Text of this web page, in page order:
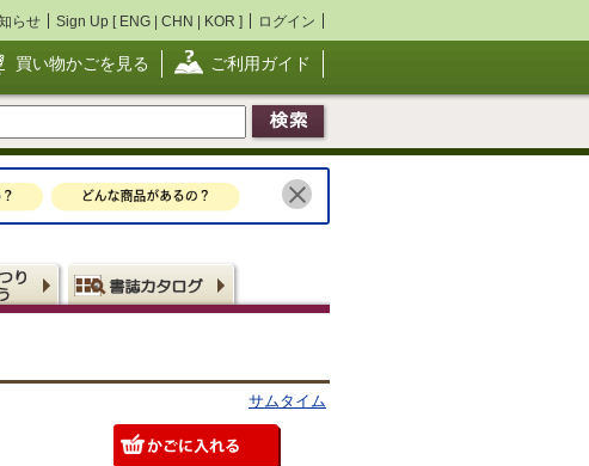
らせ Sign Up [ ENG | CHN | KOR ] ログイン
買い物かごを見る ご利用ガイド
サムタイム